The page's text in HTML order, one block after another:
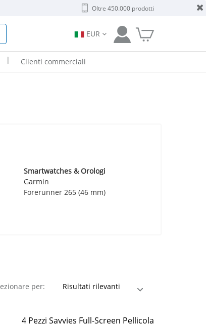
Oltre 450.000 prodotti
EUR
| Clienti commerciali
Smartwatches & Orologi
Garmin
Forerunner 265 (46 mm)
per:
4 Pezzi Savvies Full-Screen Pellicola